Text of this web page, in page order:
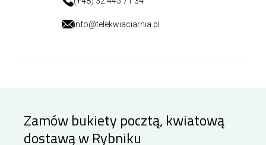
info@telekwiaciarnia.pl
Zamów bukiety pocztą, kwiatową
dostawą w Rybniku